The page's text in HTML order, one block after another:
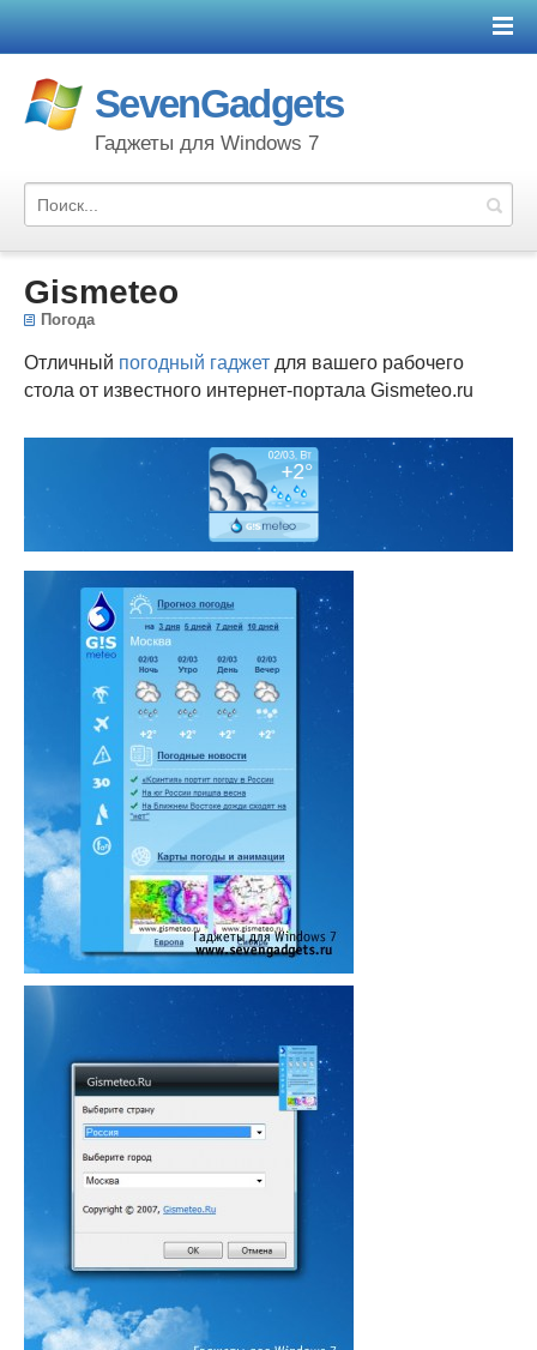
SevenGadgets
Гаджеты для Windows 7
Gismeteo
Погода
Отличный погодный гаджет для вашего рабочего
стола от известного интернет-портала Gismeteo.ru